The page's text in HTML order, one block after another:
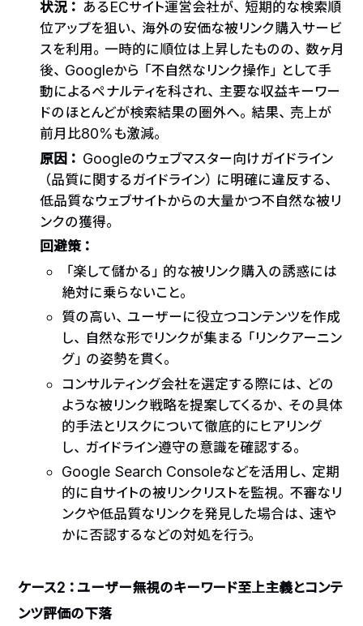
状況： あるECサイト運営会社が、短期的な検索順
位アップを狙い、海外の安価な被リンク購入サービ
スを利用。一時的に順位は上昇したものの、数ヶ月
後、Googleから「不自然なリンク操作」として手
動によるペナルティを科され、主要な収益キーワー
ドのほとんどが検索結果の圏外へ。結果、売上が
前月比80%も激減。
原因： Googleのウェブマスター向けガイドライン
（品質に関するガイドライン）に明確に違反する、
低品質なウェブサイトからの大量かつ不自然な被リ
ンクの獲得。
回避策：
「楽して儲かる」的な被リンク購入の誘惑には
絶対に乗らないこと。
質の高い、ユーザーに役立つコンテンツを作成
し、自然な形でリンクが集まる「リンクアーニン
グ」の姿勢を貫く。
コンサルティング会社を選定する際には、どの
ような被リンク戦略を提案してくるか、その具体
的手法とリスクについて徹底的にヒアリング
し、ガイドライン遵守の意識を確認する。
Google Search Consoleなどを活用し、定期
的に自サイトの被リンクリストを監視。不審なリ
ンクや低品質なリンクを発見した場合は、速や
かに否認するなどの対処を行う。
ケース2：ユーザー無視のキーワード至上主義とコンテ
ンツ評価の下落